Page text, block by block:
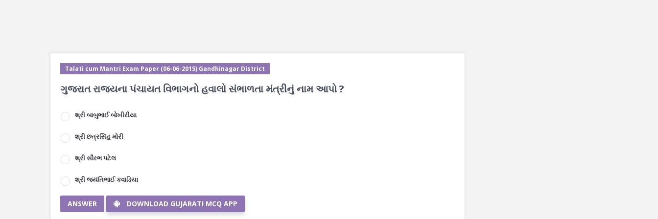
Talati cum Mantri Exam Paper (06-06-2015) Gandhinagar District
ગુજરાત રાજ્યના પંચાયત વિભાગનો હવાલો સંભાળતા મંત્રીનું નામ આપો ?
શ્રી બાબુભાઈ બોખીરીયા
શ્રી છત્રસિંહ મોરી
શ્રી સૌરભ પટેલ
શ્રી જયંતિભાઈ કવાડિયા
ANSWER DOWNLOAD GUJARATI MCQ APP